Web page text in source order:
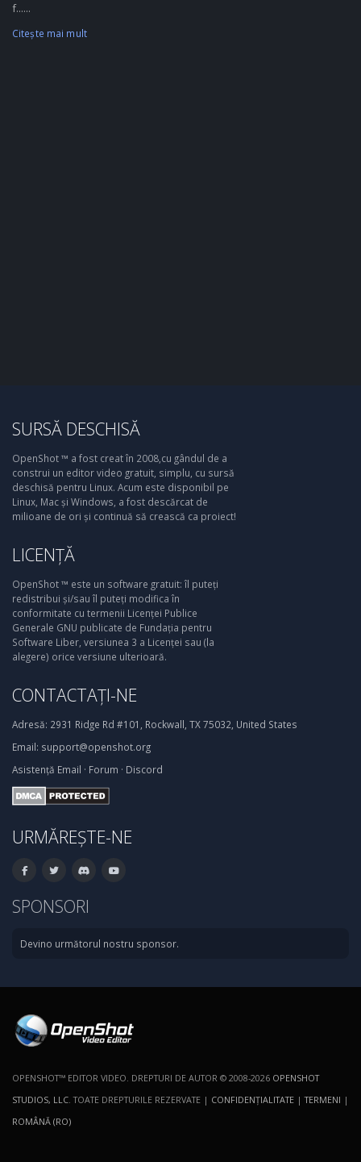
f......
Citeşte mai mult
SURSĂ DESCHISĂ
OpenShot ™ a fost creat în 2008,cu gândul de a
construi un editor video gratuit, simplu, cu sursă
deschisă pentru Linux. Acum este disponibil pe
Linux, Mac și Windows, a fost descărcat de
milioane de ori și continuă să crească ca proiect!
LICENȚĂ
OpenShot ™ este un software gratuit: îl puteți
redistribui și/sau îl puteți modifica în
conformitate cu termenii Licenței Publice
Generale GNU publicate de Fundația pentru
Software Liber, versiunea 3 a Licenței sau (la
alegere) orice versiune ulterioară.
CONTACTAȚI-NE
Adresă: 2931 Ridge Rd #101, Rockwall, TX 75032, United States
Email: support@openshot.org
Asistență Email · Forum · Discord
URMĂREȘTE-NE
SPONSORI
Devino următorul nostru sponsor.
OPENSHOT™ EDITOR VIDEO. DREPTURI DE AUTOR © 2008-2026 OPENSHOT
STUDIOS, LLC . TOATE DREPTURILE REZERVATE | CONFIDENŢIALITATE |TERMENI |
ROMÂNĂ (RO)